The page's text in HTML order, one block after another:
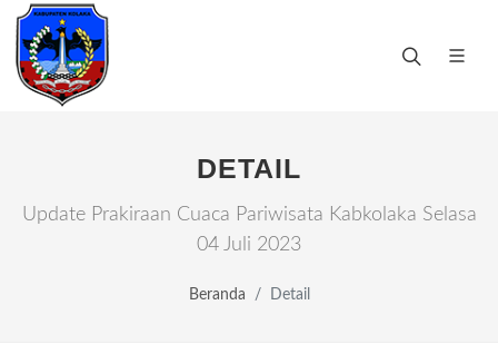
DETAIL
Update Prakiraan Cuaca Pariwisata Kabkolaka Selasa
04 Juli 2023
Beranda Detail